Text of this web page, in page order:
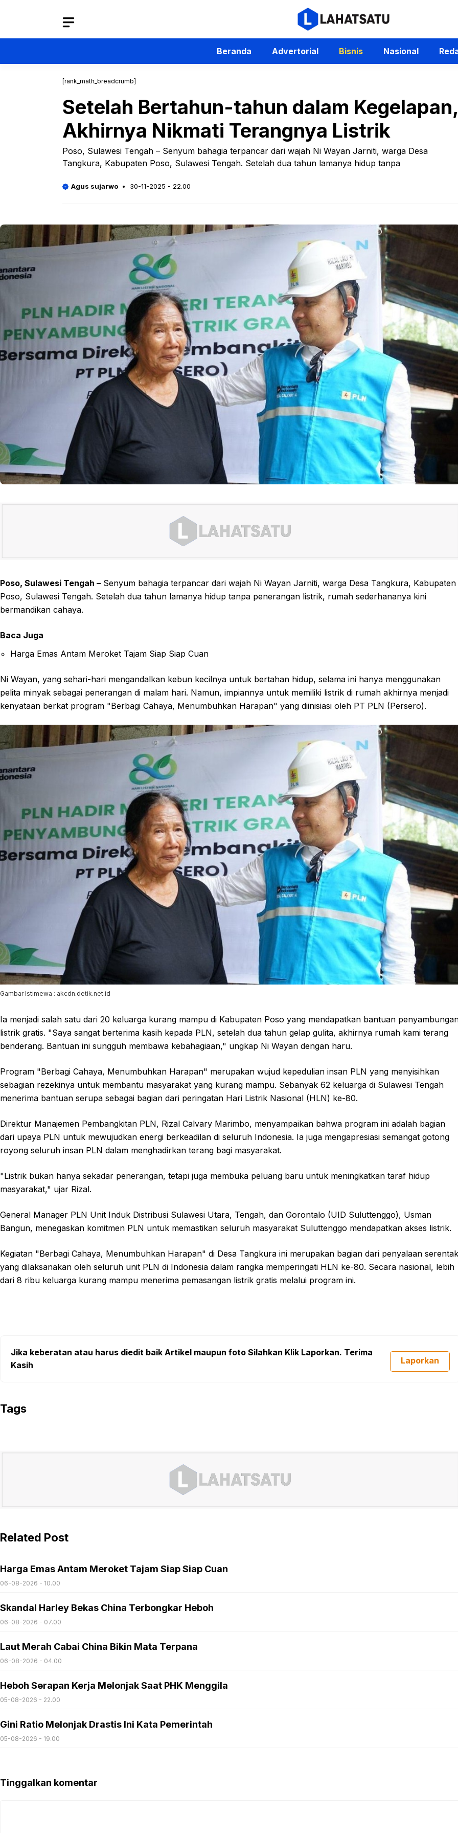
Beranda
Advertorial Bisnis Nasional
[rank_math_breadcrumb]
Setelah Bertahun-tahun dalam
Akhirnya Nikmati Terangnya Listrik
Poso, Sulawesi Tengah – Senyum bahagia terpancar dari wajah Ni Wayan Jarniti, warga Desa
Tangkura, Kabupaten Poso, Sulawesi Tengah. Setelah dua tahun lamanya hidup tanpa
Agus sujarwo 30-11-2025 - 22.00
Poso, Sulawesi Tengah – Senyum bahagia terpancar dari wajah Ni Wayan Jarniti, warga Desa Tangkura, Kabupaten
Poso, Sulawesi Tengah. Setelah dua tahun lamanya hidup tanpa penerangan listrik, rumah sederhananya kini
bermandikan cahaya.
Baca Juga
Harga Emas Antam Meroket Tajam Siap Siap Cuan
Ni Wayan, yang sehari-hari mengandalkan kebun kecilnya untuk bertahan hidup, selama ini hanya menggunakan
pelita minyak sebagai penerangan di malam hari. Namun, impiannya untuk memiliki listrik di rumah akhirnya menjadi
kenyataan berkat program "Berbagi Cahaya, Menumbuhkan Harapan" yang diinisiasi oleh PT PLN (Persero).
Gambar Istimewa : akcdn.detik.net.id
Ia menjadi salah satu dari 20 keluarga kurang mampu di Kabupaten Poso yang mendapatkan bantuan
listrik gratis. "Saya sangat berterima kasih kepada PLN, setelah dua tahun gelap gulita, akhirnya rumah kami terang
benderang. Bantuan ini sungguh membawa kebahagiaan," ungkap Ni Wayan dengan haru.
Program "Berbagi Cahaya, Menumbuhkan Harapan" merupakan wujud kepedulian insan PLN yang menyisihkan
sebagian rezekinya untuk membantu masyarakat yang kurang mampu. Sebanyak 62 keluarga di Sulawesi Tengah
menerima bantuan serupa sebagai bagian dari peringatan Hari Listrik Nasional (HLN) ke-80.
Direktur Manajemen Pembangkitan PLN, Rizal Calvary Marimbo, menyampaikan bahwa program ini adalah bagian
dari upaya PLN untuk mewujudkan energi berkeadilan di seluruh Indonesia. Ia juga mengapresiasi semangat gotong
royong seluruh insan PLN dalam menghadirkan terang bagi masyarakat.
"Listrik bukan hanya sekadar penerangan, tetapi juga membuka peluang baru untuk meningkatkan taraf hidup
masyarakat," ujar Rizal.
General Manager PLN Unit Induk Distribusi Sulawesi Utara, Tengah, dan Gorontalo (UID Suluttenggo), Usman
Bangun, menegaskan komitmen PLN untuk memastikan seluruh masyarakat Suluttenggo mendapatkan akses listrik.
Kegiatan "Berbagi Cahaya, Menumbuhkan Harapan" di Desa Tangkura ini merupakan bagian dari penyalaan serentak
yang dilaksanakan oleh seluruh unit PLN di Indonesia dalam rangka memperingati HLN ke-80. Secara nasional, lebih
dari 8 ribu keluarga kurang mampu menerima pemasangan listrik gratis melalui program ini.
Jika keberatan atau harus diedit baik Artikel maupun foto Silahkan Klik Laporkan. Terima
Kasih
Laporkan
Tags
Related Post
Harga Emas Antam Meroket Tajam Siap Siap Cuan
06-08-2026 - 10.00
Skandal Harley Bekas China Terbongkar Heboh
06-08-2026 - 07.00
Laut Merah Cabai China Bikin Mata Terpana
06-08-2026 - 04.00
Heboh Serapan Kerja Melonjak Saat PHK Menggila
05-08-2026 - 22.00
Gini Ratio Melonjak Drastis Ini Kata Pemerintah
05-08-2026 - 19.00
Tinggalkan komentar